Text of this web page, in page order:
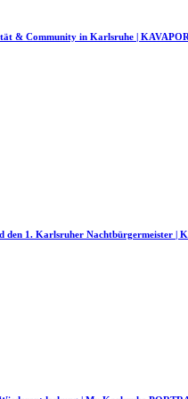
& Community in Karlsruhe |
den 1. Karlsruher Nachtbürgermeister |